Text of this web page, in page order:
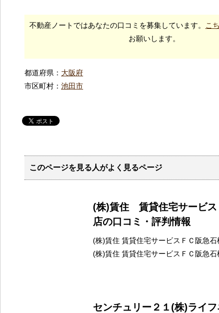
不動産ノートではあなたの口コミを募集しています。
こ
お願いします。
都道府県： 大阪府
市区町村： 池田市
このページを見る人がよく見るページ
(株)賃住 賃貸住宅サービス
店の口コミ・評判情報
(株)賃住 賃貸住宅サービスＦＣ阪急
(株)賃住 賃貸住宅サービスＦＣ阪急
センチュリー２１(株)ライ